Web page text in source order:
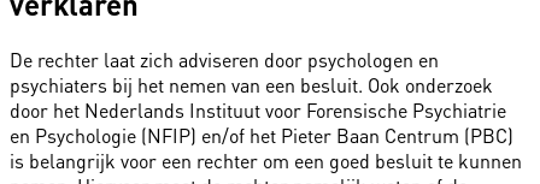
De rechter laat zich adviseren door psychologen en
psychiaters bij het nemen van een besluit. Ook onderzoek
door het Nederlands Instituut voor Forensische Psychiatrie
en Psychologie (NFIP) en/of het Pieter Baan Centrum (PBC)
is belangrijk voor een rechter om een goed besluit te kunnen